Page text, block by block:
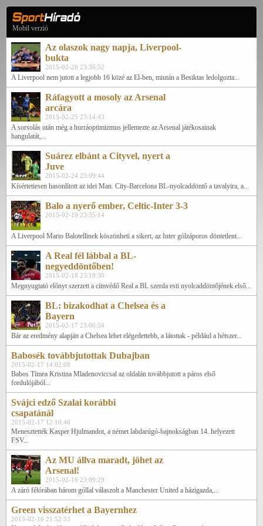
Mobil verzió
Az olaszok nagy napja, Liverpool-
bukta
2015-02-26 23:36:52
A Liverpool nem jutott a legjobb 16 közé az El-ben, miután a Besiktas ledolgozta...
Ráfagyott a mosoly az Arsenal
arcára
2015-02-25 23:14:43
A sorsolás után még a hurráoptimizmus jellemezte az Arsenal játékosainak
hangulatát,...
Suárez elbánt a Cityvel, nyert a
Juve
2015-02-24 23:09:44
Kísértetiesen hasonlított az idei Man. City-Barcelona BL-nyolcaddöntő a tavalyira, a...
Balo a nyerő ember, Celtic-Inter 3-3
2015-02-19 23:35:14
A Liverpool Mario Balotellinek köszönheti a sikert, az Inter gólzáporos döntetlent...
A Real fél lábbal a BL-
negyeddöntőben!
2015-02-18 23:19:30
Megnyugtató előnyt szerzett a címvédő Real a BL szerda esti nyolcaddöntőjének első...
BL: bizakodhat a Chelsea és a
Bayern
2015-02-17 23:06:54
Bár az eredmény alapján a Chelsea lehet elégedettebb, a látottak - például a hétszer...
Babosék továbbjutottak Dubajban
2015-02-17 14:02:08
Babos Tímea Kristina Mladenoviccsal az oldalán továbbjutott a páros első
fordulójából...
Svájci edző Szalai korábbi
csapatánál
2015-02-17 12:10:46
Menesztették Kasper Hjulmandot, a német labdarúgó-bajnokságban 14. helyezett
FSV...
Az MU állva maradt, jöhet az
Arsenal!
2015-02-16 23:09:29
A záró félórában három góllal válaszolt a Manchester United a házigazda,...
Green visszatérhet a Bayernhez
2015-02-16 21:52:53